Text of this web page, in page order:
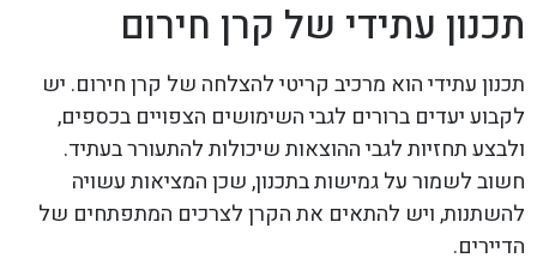
תכנון עתידי של קרן חירום
תכנון עתידי הוא מרכיב קריטי להצלחה של קרן חירום. יש
לקבוע יעדים ברורים לגבי השימושים הצפויים בכספים,
ולבצע תחזיות לגבי ההוצאות שיכולות להתעורר בעתיד.
חשוב לשמור על גמישות בתכנון, שכן המציאות עשויה
להשתנות, ויש להתאים את הקרן לצרכים המתפתחים של
הדיירים.